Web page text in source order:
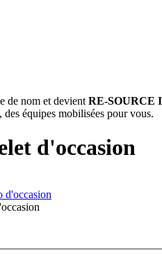
de nom et devient RE-SOURCE
équipes mobilisées pour vous.
d'occasion
d'occasion